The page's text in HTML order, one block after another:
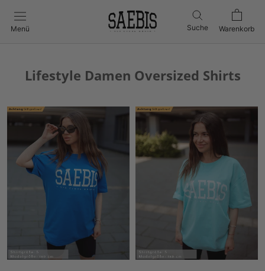
zum
Inhalt
Menü Suche Warenkorb
Lifestyle Damen Oversized Shirts